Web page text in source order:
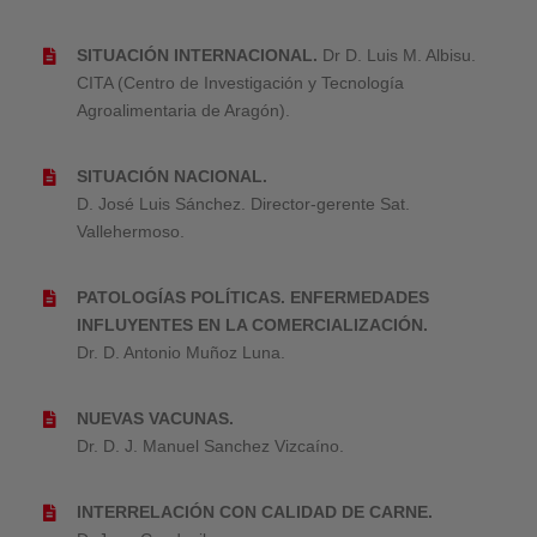
SITUACIÓN INTERNACIONAL. Dr D. Luis M. Albisu.
CITA (Centro de Investigación y Tecnología
Agroalimentaria de Aragón).
SITUACIÓN NACIONAL.
D. José Luis Sánchez. Director-gerente Sat.
Vallehermoso.
PATOLOGÍAS POLÍTICAS. ENFERMEDADES
INFLUYENTES EN LA COMERCIALIZACIÓN.
Dr. D. Antonio Muñoz Luna.
NUEVAS VACUNAS.
Dr. D. J. Manuel Sanchez Vizcaíno.
INTERRELACIÓN CON CALIDAD DE CARNE.